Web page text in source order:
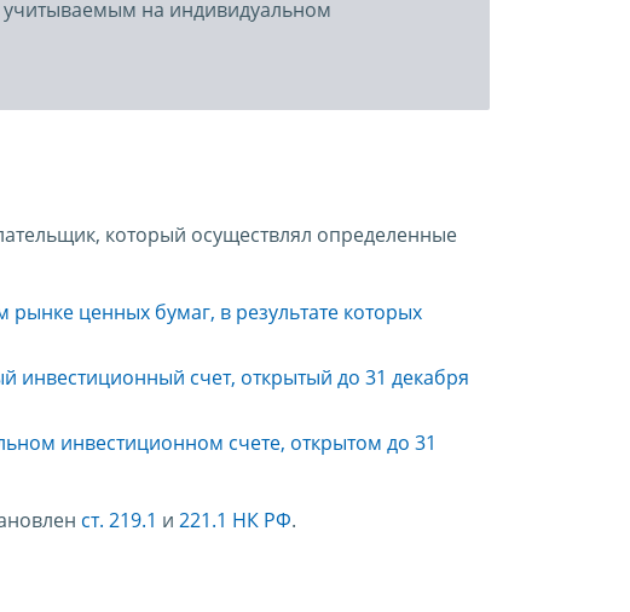
на индивидуальном
который осуществлял определенные
ценных бумаг, в результате которых
инвестиционный счет, открытый до 31 декабря
инвестиционном счете, открытом до 31
ст. 219.1 и 221.1 НК РФ.